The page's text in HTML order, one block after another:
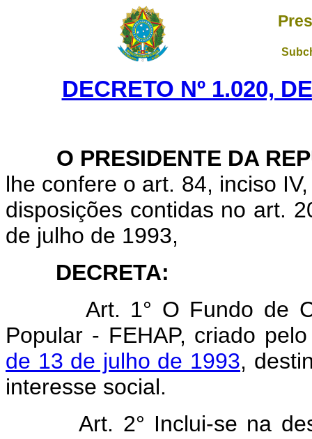
DECRETO Nº 1.020,
O PRESIDENTE DA
lhe confere o art. 84, inciso
disposições contidas no art.
de julho de 1993,
DECRETA:
Art. 1° O Fundo de
Popular - FEHAP, criado
de 13 de julho de 1993,
interesse social.
Art. 2° Inclui-se na